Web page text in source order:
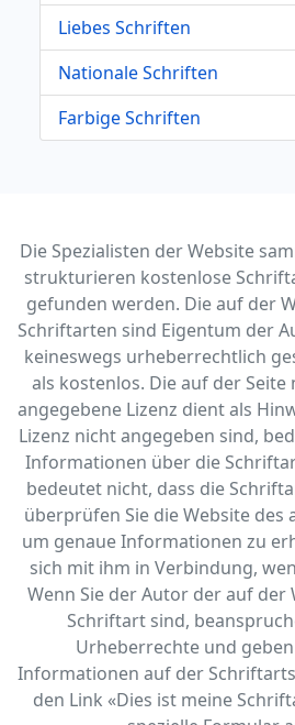
Liebes Schriften
Nationale Schriften
Farbige Schriften
Die Spezialisten der Website
strukturieren kostenlose
gefunden werden. Die auf der
Schriftarten sind Eigentum der
keineswegs urheberrechtlich
als kostenlos. Die auf der
angegebene Lizenz dient als
Lizenz nicht angegeben sind,
Informationen über die
bedeutet nicht, dass die
überprüfen Sie die Website des
um genaue Informationen zu
sich mit ihm in Verbindung,
Wenn Sie der Autor der auf der
Schriftart sind,
Urheberrechte und
Informationen auf der
den Link «‎Dies ist meine